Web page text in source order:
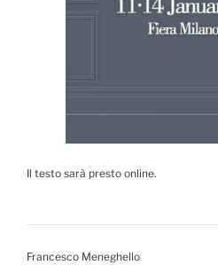
Il testo sarà presto online.
Francesco Meneghello